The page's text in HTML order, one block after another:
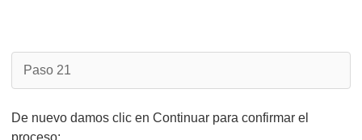
Paso 21
De nuevo damos clic en Continuar para confirmar el
proceso: